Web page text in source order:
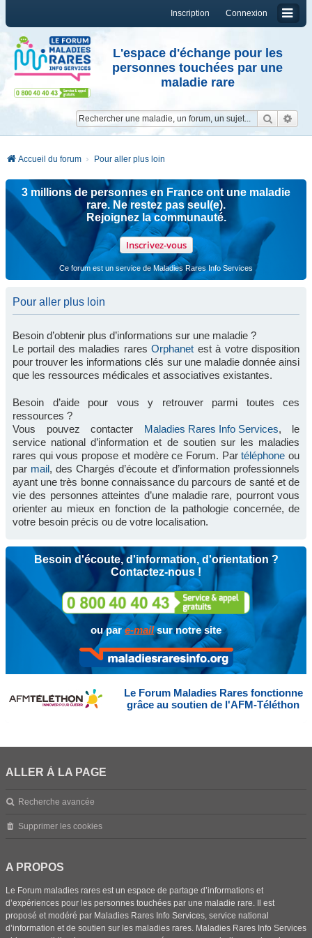
Connexion
Inscription
L'espace d'échange pour les
personnes touchées par une
maladie rare
Accueil du forum Pour aller plus loin
3 millions de personnes en France ont une maladie
rare. Ne restez pas seul(e).
Rejoignez la communauté.
Inscrivez-vous
Ce forum est un service de Maladies Rares Info Services
Pour aller plus loin
Besoin d’obtenir plus d’informations sur une maladie ?
Le portail des maladies raresOrphanet est à votre disposition
pour trouver les informations clés sur une maladie donnée ainsi
que les ressources médicales et associatives existantes.
Besoin d’aide pour vous y retrouver parmi toutes ces
ressources ?
Vous pouvez contacter Maladies Rares Info Services, le
service national d’information et de soutien sur les maladies
rares qui vous propose et modère ce Forum. Partéléphone ou
par mail, des Chargés d’écoute et d’information professionnels
ayant une très bonne connaissance du parcours de santé et de
vie des personnes atteintes d’une maladie rare, pourront vous
orienter au mieux en fonction de la pathologie concernée, de
votre besoin précis ou de votre localisation.
Besoin d'écoute, d'information, d'orientation ?
Contactez-nous !
ou pare-mailsur notre site
Le Forum Maladies Rares fonctionne
grâce au soutien de l'AFM-Téléthon
ALLER À LA PAGE
Recherche avancée
Supprimer les cookies
A PROPOS
Le Forum maladies rares est un espace de partage d’informations et
d’expériences pour les personnes touchées par une maladie rare. Il est
proposé et modéré par Maladies Rares Info Services, service national
d’information et de soutien sur les maladies rares. Maladies Rares Info Services